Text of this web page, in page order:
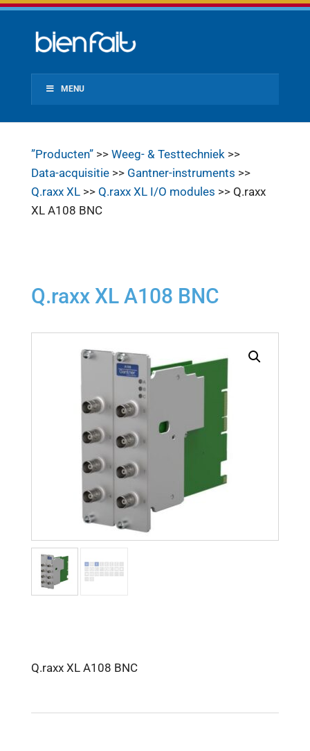
MENU
”Producten”>> Weeg- & Testtechniek>>
Data-acquisitie>> Gantner-instruments >>
Q.raxx XL>> Q.raxx XL I/O modules >> Q.raxx
XL A108 BNC
Q.raxx XL A108 BNC
Q.raxx XL A108 BNC